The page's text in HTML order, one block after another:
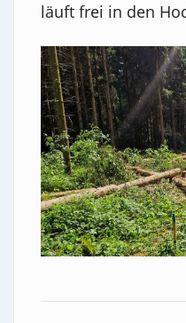
läuft frei in den